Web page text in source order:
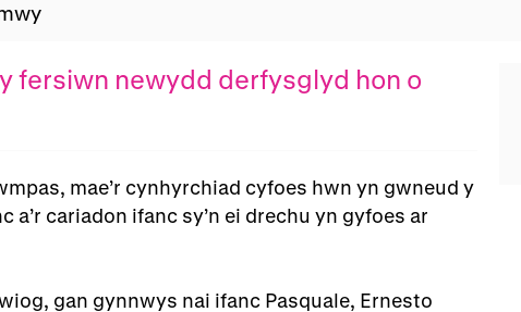
Trosolwg
fersiwn newydd derfysglyd hon o
mae’r cynhyrchiad cyfoes hwn yn gwneud y
cariadon ifanc sy’n ei drechu yn gyfoes ar
gan gynnwys nai ifanc Pasquale, Ernesto